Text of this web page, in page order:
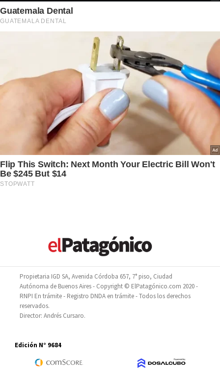
Propietaria IGD SA, Avenida Córdoba 657, 7° piso, Ciudad
Autónoma de Buenos Aires - Copyright © ElPatagónico.com 2020 -
RNPI En trámite - Registro DNDA en trámite - Todos los derechos
reservados.
Director: Andrés Cursaro.
Edición N° 9684